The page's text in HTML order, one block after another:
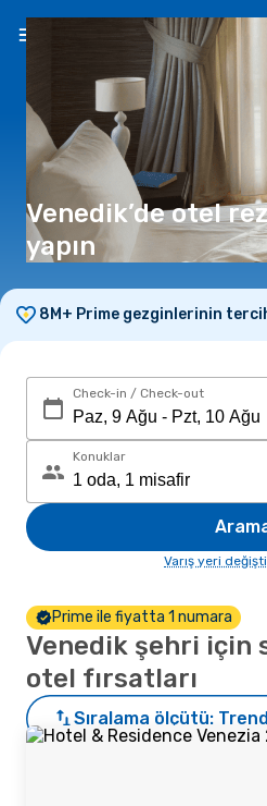
Venedik’de otel
yapın
8M+ Prime gezginlerinin
Check-in / Check-out
Konuklar
Varış yeri
Prime ile fiyatta 1 numara
Venedik şehri için
otel fırsatları
Sıralama ölçütü: Trend